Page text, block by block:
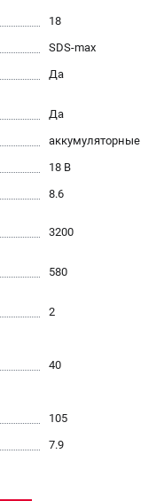
18
SDS-max
Да
Да
аккумуляторные
18 В
8.6
3200
580
2
40
105
7.9